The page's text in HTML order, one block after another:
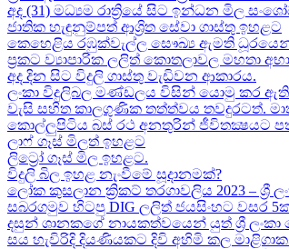
අද (31) මධ්‍යම රාත්‍රියේ සිට ඉන්ධන මිල
ජාතික හැඳුනුම්පත් ආශ්‍රිත සේවා ගාස්තු ඉහළට
කෙහෙළිය රඹුක්වැල්ල සෞඛ්‍ය ඇමති
ප්‍රකට ව්‍යාපාරික ලලිත් කොතලාවල මහතා
අද දින​ සිට විදුලි ගාස්තු වැඩිවන ආකාරය​.
ලංකා විදුලිබල මණ්ඩලය විසින් යොමු කර ඇති
වැසි සහිත කාලගුණික තත්ත්වය තවදුරටත්.
කොල්ලුපිටිය බස් රථ අනතුරින් ජීවිතක්‍ෂයට
ලාෆ් ගෑස් මිලත් ඉහළට​
ලිට්‍රෝ ගෑස් මිල​ ඉහළට​.
විදුලි බිල ඉහළ නැංවීමේ සූදානමක්?
ලෝක කුසලාන ක්‍රිකට් තරගාවලිය 2023 – ශ්‍රී
සබරගමුව හිටපු DIG ලලිත් ජයසිංහට වසර
දසුන් ශානකගේ නායකත්වයෙන් යුත් ශ්‍රී
සය හැවිරිදි දියණියකට දිවි අහිමි කල